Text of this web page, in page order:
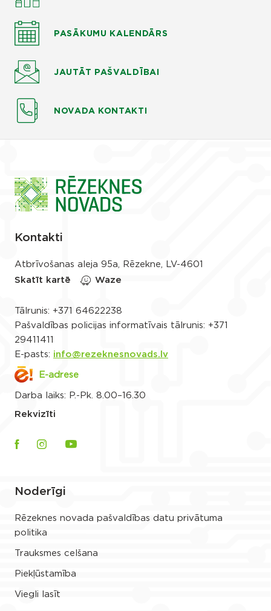
PASĀKUMU KALENDĀRS
JAUTĀT PAŠVALDĪBAI
NOVADA KONTAKTI
Kontakti
Atbrīvošanas aleja 95a, Rēzekne, LV-4601
Skatīt kartē
Waze
Tālrunis: +371 64622238
Pašvaldības policijas informatīvais tālrunis: +371
29411411
E-pasts: info@rezeknesnovads.lv
E-adrese
Darba laiks: P.-Pk. 8.00–16.30
Rekvizīti
Noderīgi
Rēzeknes novada pašvaldības datu privātuma
politika
Trauksmes celšana
Piekļūstamība
Viegli lasīt